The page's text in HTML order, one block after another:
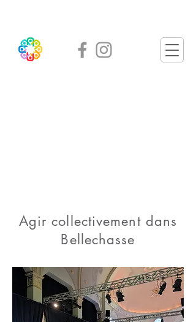
Agir collectivement dans
Bellechasse